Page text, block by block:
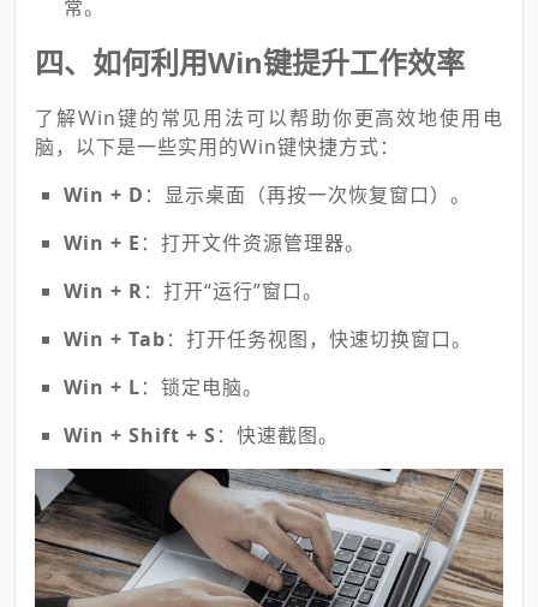
常。
四、如何利用Win键提升工作效率
了解Win键的常见用法可以帮助你更高效地使用电
脑，以下是一些实用的Win键快捷方式：
Win + D ：显示桌面（再按一次恢复窗口）。
Win + E ：打开文件资源管理器。
Win + R：打开“运行”窗口。
Win + Tab：打开任务视图，快速切换窗口。
Win + L：锁定电脑。
Win + Shift + S ：快速截图。